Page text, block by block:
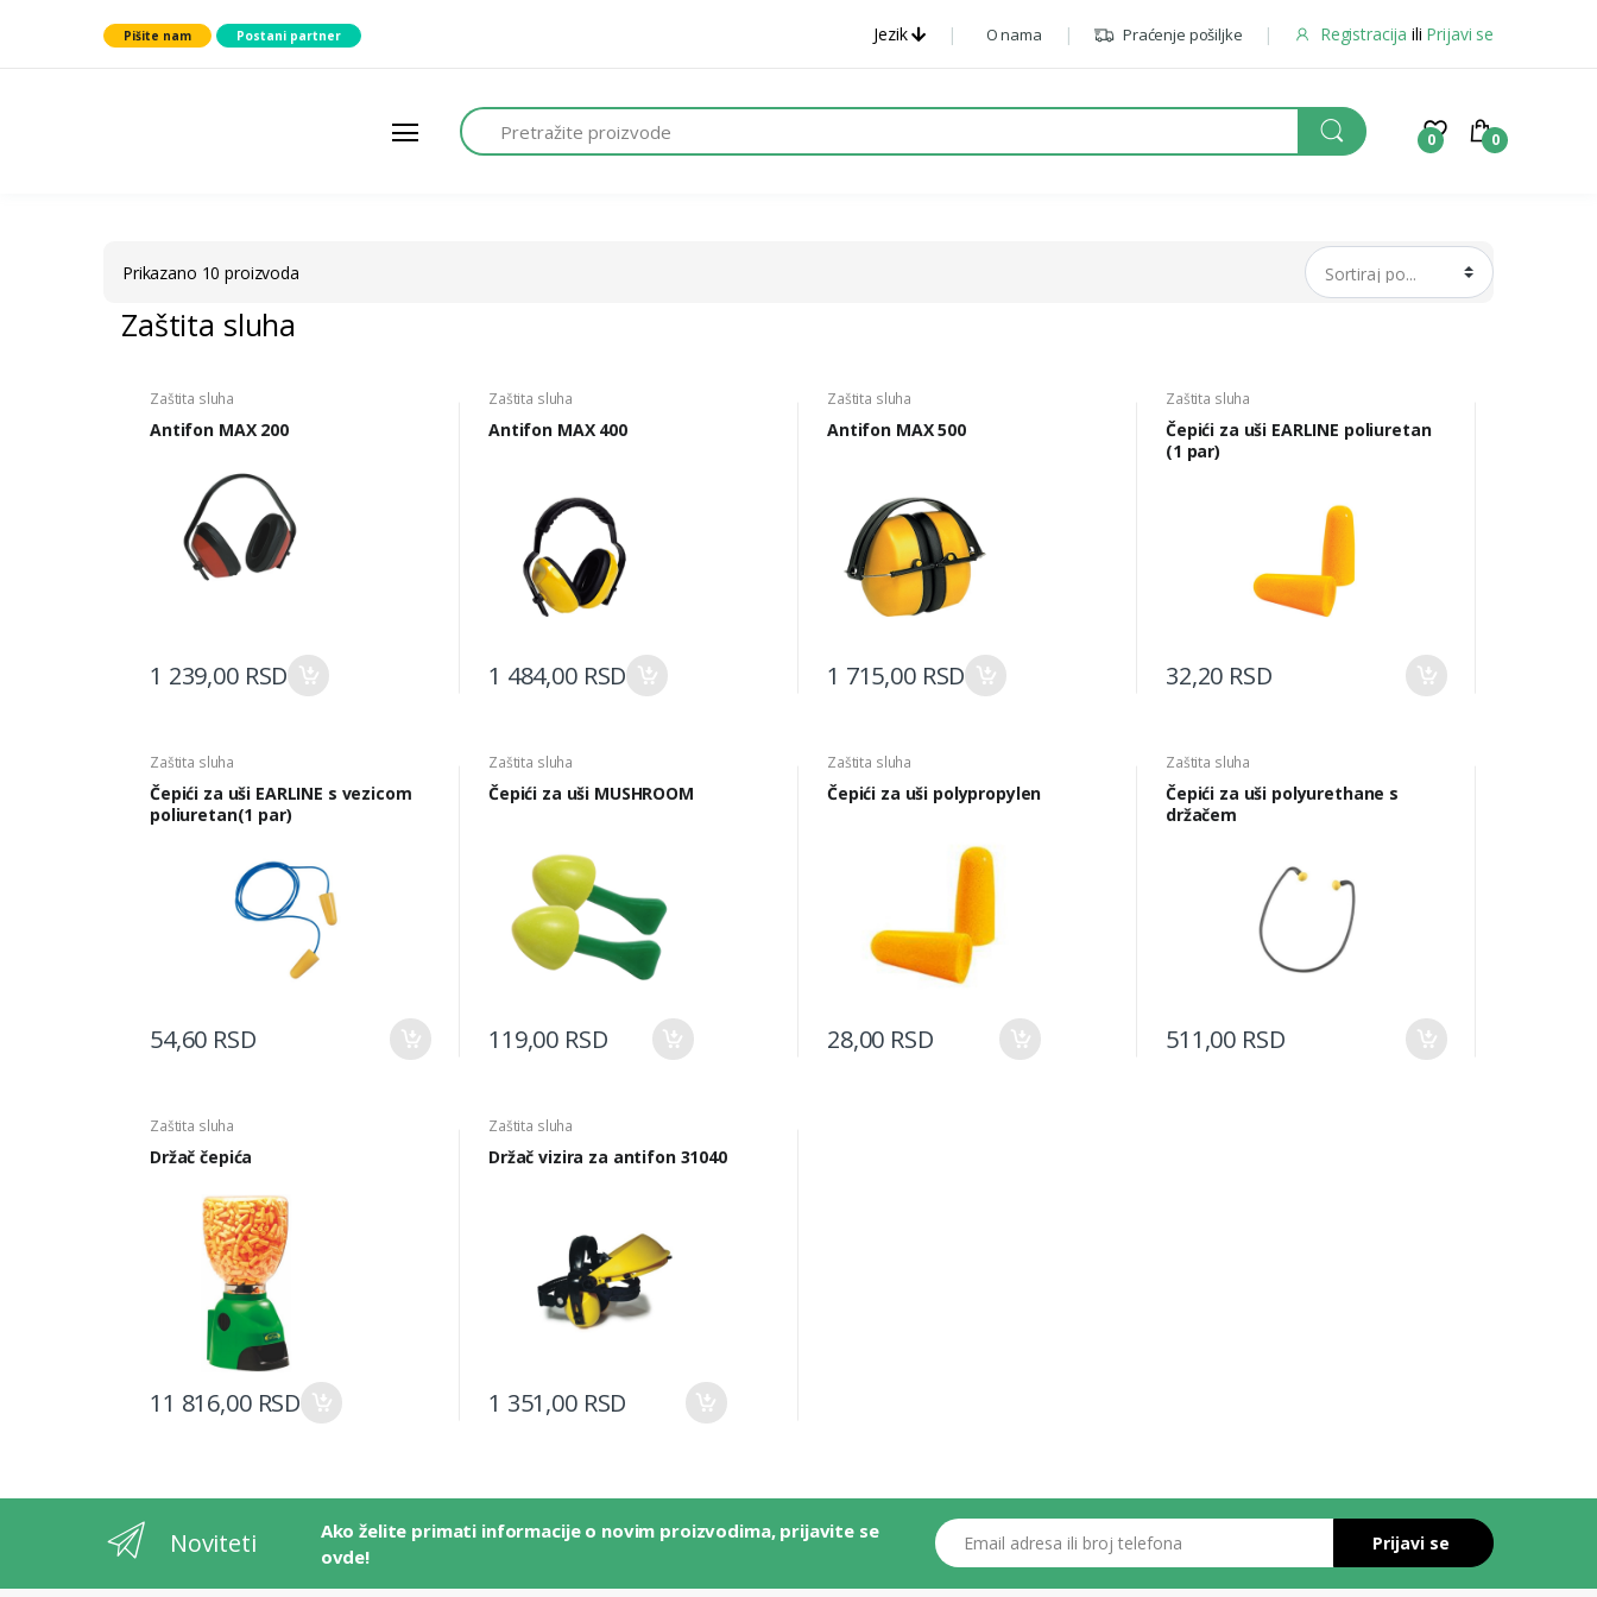
Pišite nam Postani partner Jezik O nama Praćenje pošiljke Registracija ili Prijavi se
search
0 0
Prikazano 10 proizvoda
Zaštita sluha
Zaštita sluha
Antifon MAX 200
1 239,00 RSD
Zaštita sluha
Antifon MAX 400
1 484,00 RSD
Zaštita sluha
Antifon MAX 500
1 715,00 RSD
Zaštita sluha
Čepići za uši EARLINE poliuretan
(1 par)
32,20 RSD
Zaštita sluha
Čepići za uši EARLINE s vezicom
poliuretan(1 par)
54,60 RSD
Zaštita sluha
Čepići za uši MUSHROOM
119,00 RSD
Zaštita sluha
Čepići za uši polypropylen
28,00 RSD
Zaštita sluha
Čepići za uši polyurethane s
držačem
511,00 RSD
Zaštita sluha
Držač čepića
11 816,00 RSD
Zaštita sluha
Držač vizira za antifon 31040
1 351,00 RSD
Noviteti
Ako želite primati informacije o novim proizvodima, prijavite se
ovde!
Email adresa ili broj telefona
Prijavi se